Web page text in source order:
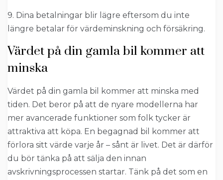
9. Dina betalningar blir lägre eftersom du inte
längre betalar för värdeminskning och försäkring.
Värdet på din gamla bil kommer att
minska
Värdet på din gamla bil kommer att minska med
tiden. Det beror på att de nyare modellerna har
mer avancerade funktioner som folk tycker är
attraktiva att köpa. En begagnad bil kommer att
förlora sitt värde varje år – sånt är livet. Det är därför
du bör tänka på att sälja den innan
avskrivningsprocessen startar. Tänk på det som en